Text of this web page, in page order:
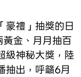
豪禮」抽獎的日
金、月月抽百
級神秘大獎，陸
抽出，呼籲6月